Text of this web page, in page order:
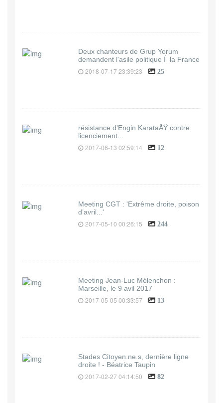
Deux chanteurs de Grup Yorum
demandent l'asile politique Í la France
2018-07-17 23:39:23 25
résistance d'Engin KarataÅŸ contre
licenciement...
2017-06-13 02:59:14 12
Meeting CGT : 'Extrême droite, poison
d’avril...'
2017-05-10 00:26:15 244
Meeting Jean-Luc Mélenchon :
Marseille, le 9 avil 2017
2017-05-05 00:33:57 13
Stades Citoyen.ne.s, dernière ligne
droite ! - Béatrice Taupin
2017-02-27 04:14:50 82